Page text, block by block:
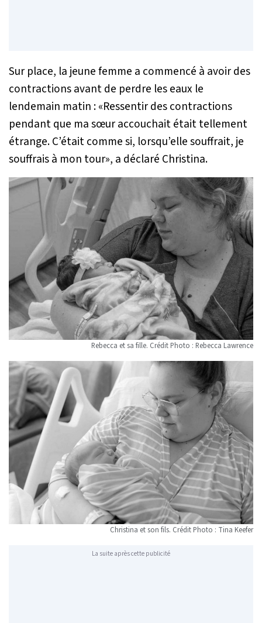
Sur place, la jeune femme a commencé à avoir des
contractions avant de perdre les eaux le
lendemain matin : «Ressentir des contractions
pendant que ma sœur accouchait était tellement
étrange. C’était comme si, lorsqu’elle souffrait, je
souffrais à mon tour», a déclaré Christina.
Rebecca et sa fille. Crédit Photo : Rebecca Lawrence
Christina et son fils. Crédit Photo : Tina Keefer
La suite après cette publicité